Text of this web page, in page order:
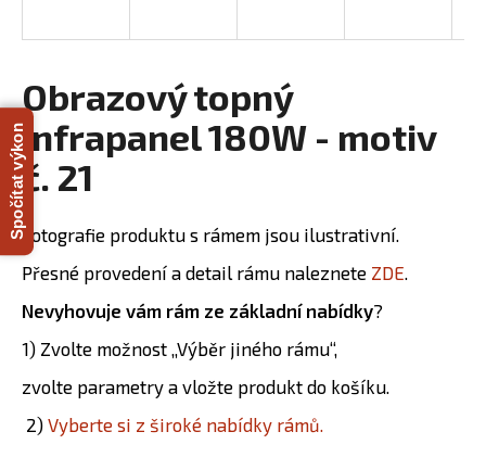
Obrazový topný
infrapanel 180W - motiv
č. 21
Fotografie produktu s rámem jsou ilustrativní.
Přesné provedení a detail rámu naleznete ZDE.
Nevyhovuje vám rám ze základní nabídky?
1) Zvolte možnost „Výběr jiného rámu“,
zvolte parametry a vložte produkt do košíku.
2) Vyberte si z široké nabídky rámů.
í
t
?
D
p
o
Spočítat výkon